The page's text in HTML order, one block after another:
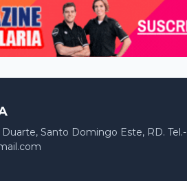
Santo Domingo Este, RD. Tel.-